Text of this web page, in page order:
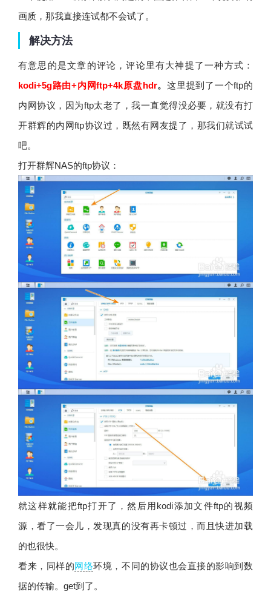
画质，那我直接连试都不会试了。
解决方法
有意思的是文章的评论，评论里有大神提了一种方式：
kodi+5g路由+内网ftp+4k原盘hdr。这里提到了一个ftp的
内网协议，因为ftp太老了，我一直觉得没必要，就没有打
开群辉的内网ftp协议过，既然有网友提了，那我们就试试
吧。
打开群辉NAS的ftp协议：
就这样就能把ftp打开了，然后用kodi添加文件ftp的视频
源，看了一会儿，发现真的没有再卡顿过，而且快进加载
的也很快。
看来，同样的网络环境，不同的协议也会直接的影响到数
据的传输。get到了。